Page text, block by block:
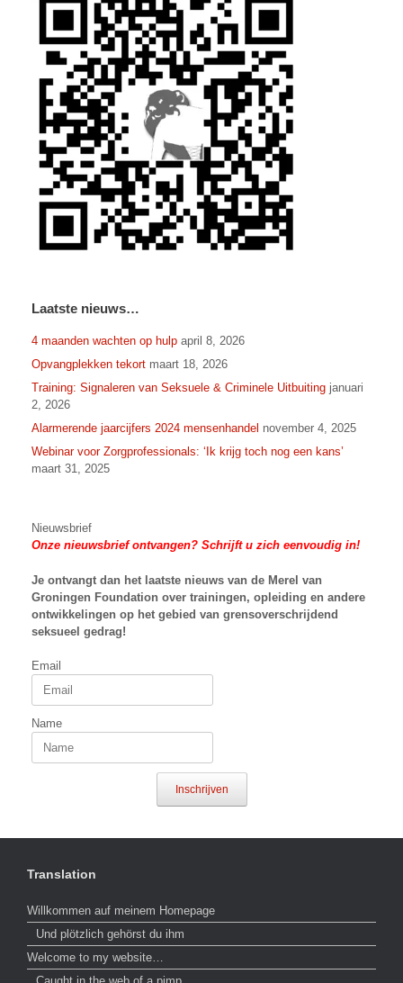
Laatste nieuws…
4 maanden wachten op hulp april 8, 2026
Opvangplekken tekort maart 18, 2026
Training: Signaleren van Seksuele & Criminele Uitbuiting januari
2, 2026
Alarmerende jaarcijfers 2024 mensenhandel november 4, 2025
Webinar voor Zorgprofessionals: ‘Ik krijg toch nog een kans’
maart 31, 2025
Nieuwsbrief
Onze nieuwsbrief ontvangen? Schrijft u zich eenvoudig in!
Je ontvangt dan het laatste nieuws van de Merel van
Groningen Foundation over trainingen, opleiding en andere
ontwikkelingen op het gebied van grensoverschrijdend
seksueel gedrag!
Email
Name
Inschrijven
Translation
Willkommen auf meinem Homepage
Und plötzlich gehörst du ihm
Welcome to my website…